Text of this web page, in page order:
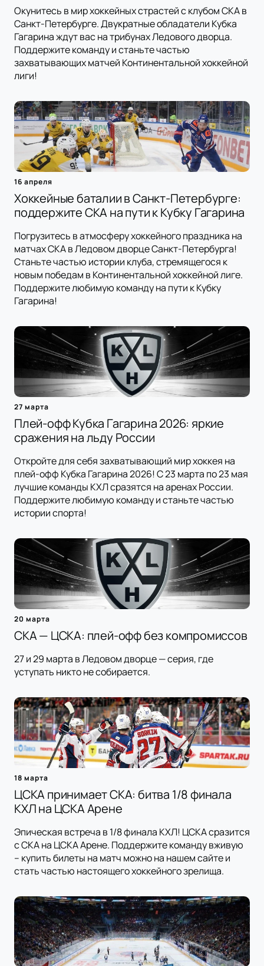
Окунитесь в мир хоккейных страстей с клубом СКА в
Санкт-Петербурге. Двукратные обладатели Кубка
Гагарина ждут вас на трибунах Ледового дворца.
Поддержите команду и станьте частью
захватывающих матчей Континентальной хоккейной
лиги!
16 апреля
Хоккейные баталии в Санкт-Петербурге:
поддержите СКА на пути к Кубку Гагарина
Погрузитесь в атмосферу хоккейного праздника на
матчах СКА в Ледовом дворце Санкт-Петербурга!
Станьте частью истории клуба, стремящегося к
новым победам в Континентальной хоккейной лиге.
Поддержите любимую команду на пути к Кубку
Гагарина!
27 марта
Плей-офф Кубка Гагарина 2026: яркие
сражения на льду России
Откройте для себя захватывающий мир хоккея на
плей-офф Кубка Гагарина 2026! С 23 марта по 23 мая
лучшие команды КХЛ сразятся на аренах России.
Поддержите любимую команду и станьте частью
истории спорта!
20 марта
СКА — ЦСКА: плей-офф без компромиссов
27 и 29 марта в Ледовом дворце — серия, где
уступать никто не собирается.
18 марта
ЦСКА принимает СКА: битва 1/8 финала
КХЛ на ЦСКА Арене
Эпическая встреча в 1/8 финала КХЛ! ЦСКА сразится
с СКА на ЦСКА Арене. Поддержите команду вживую
– купить билеты на матч можно на нашем сайте и
стать частью настоящего хоккейного зрелища.